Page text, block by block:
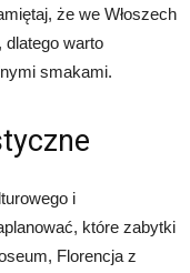
że we Włoszech
dlatego warto
smakami.
i
które zabytki
Florencja z